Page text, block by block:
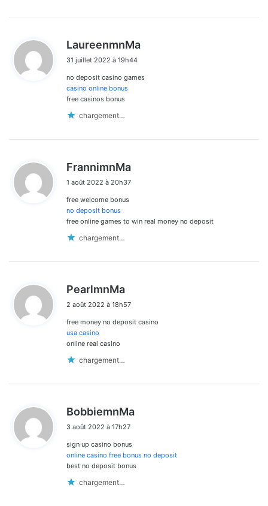
LaureenmnMa
31 juillet 2022 à 19h44
no deposit casino games
casino online bonus
free casinos bonus
chargement…
FrannimnMa
1 août 2022 à 20h37
free welcome bonus
no deposit bonus
free online games to win real money no deposit
chargement…
PearlmnMa
t
2 août 2022 à 18h57
free money no deposit casino
usa casino
online real casino
chargement…
BobbiemnMa
:
3 août 2022 à 17h27
sign up casino bonus
online casino free bonus no deposit
best no deposit bonus
chargement…